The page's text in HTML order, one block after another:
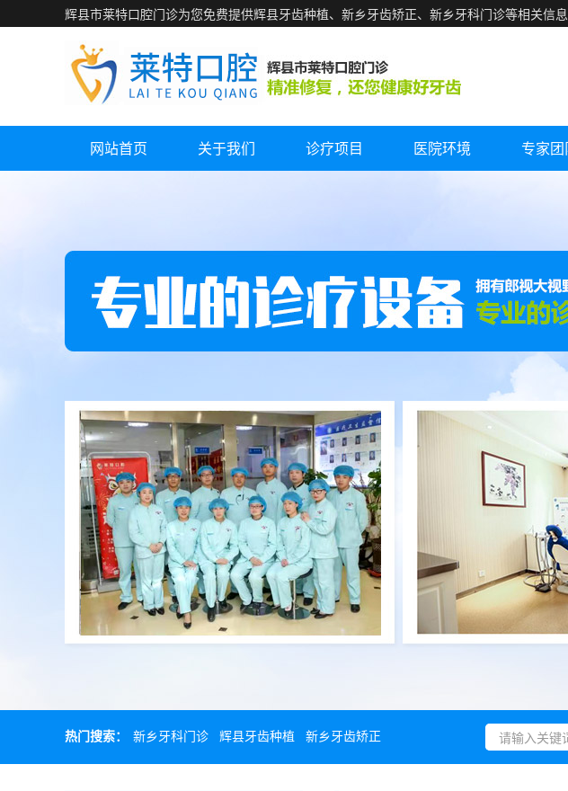
辉县市莱特口腔门诊为您免费提供辉县牙齿种植、新乡牙齿矫正、新乡牙科门诊等相关信息
网站首页 关于我们 诊疗项目 医院环境 专家团
热门搜索： 新乡牙科门诊 辉县牙齿种植 新乡牙齿矫正